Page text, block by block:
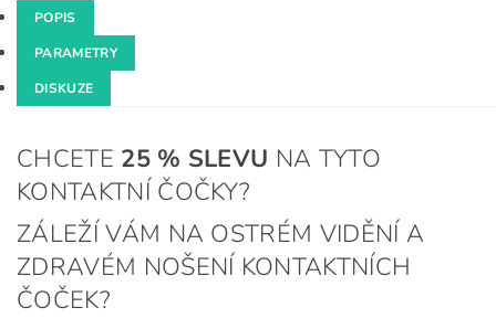
POPIS
PARAMETRY
DISKUZE
CHCETE 25 % SLEVU NA TYTO
KONTAKTNÍ ČOČKY?
ZÁLEŽÍ VÁM NA OSTRÉM VIDĚNÍ A
ZDRAVÉM NOŠENÍ KONTAKTNÍCH
ČOČEK?